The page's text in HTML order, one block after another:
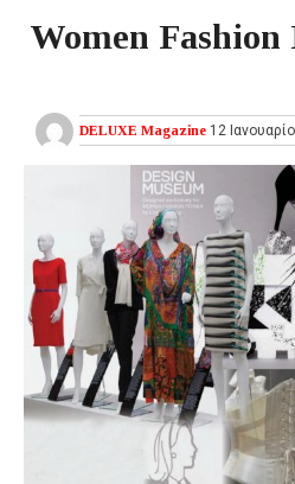
Women Fashion
DELUXE Magazine 12